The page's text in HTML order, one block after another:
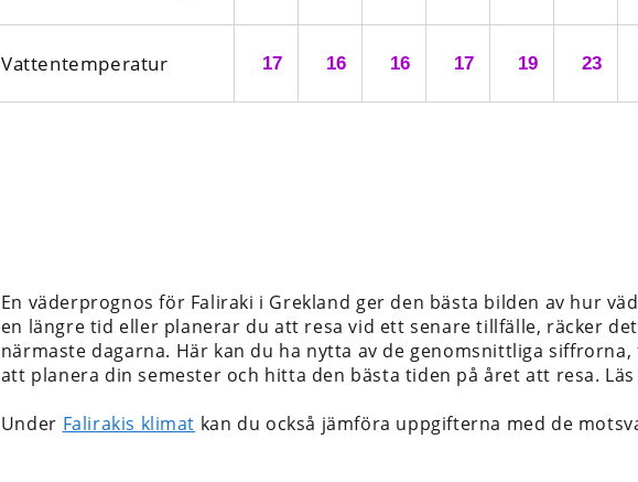
Vattentemperatur 17 16 16 17 19 23
En väderprognos för Faliraki i Grekland ger den bästa bilden av hur
en längre tid eller planerar du att resa vid ett senare tillfälle, räcker
närmaste dagarna. Här kan du ha nytta av de genomsnittliga
att planera din semester och hitta den bästa tiden på året att resa.
Under Falirakis klimat kan du också jämföra uppgifterna med de